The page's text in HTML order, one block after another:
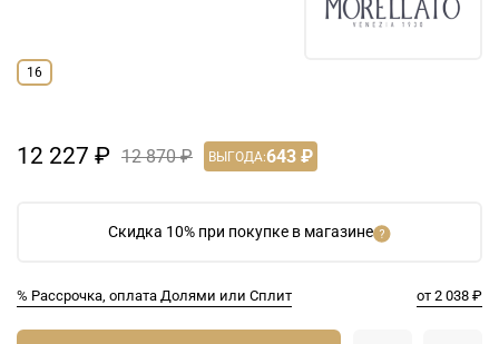
Скидка 10% при покупке в магазине
% Рассрочка, оплата Долями или Сплит от 2 038 ₽
16
12 227 ₽ 12 870 ₽ ВЫГОДА:643 ₽